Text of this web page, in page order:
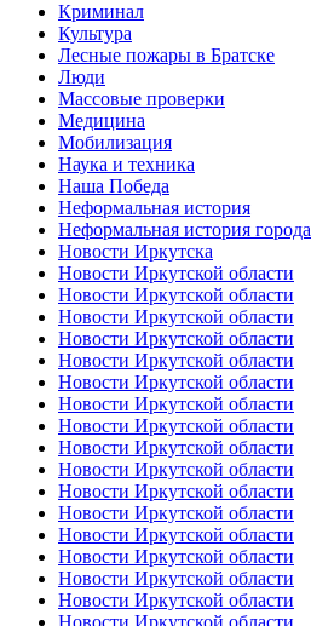
Криминал
Культура
Лесные пожары в Братске
Люди
Массовые проверки
Медицина
Мобилизация
Наука и техника
Наша Победа
Неформальная история
Неформальная история города
Новости Иркутска
Новости Иркутской области
Новости Иркутской области
Новости Иркутской области
Новости Иркутской области
Новости Иркутской области
Новости Иркутской области
Новости Иркутской области
Новости Иркутской области
Новости Иркутской области
Новости Иркутской области
Новости Иркутской области
Новости Иркутской области
Новости Иркутской области
Новости Иркутской области
Новости Иркутской области
Новости Иркутской области
Новости Иркутской области